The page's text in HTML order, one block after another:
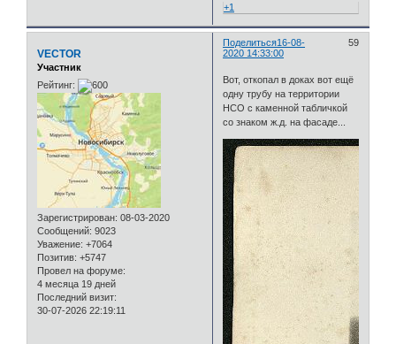
+1
Поделиться 59
16-08-
2020 14:33:00
VECTOR
Участник
Рейтинг:
Зарегистрирован: 08-03-2020
Сообщений: 9023
Уважение: +7064
Позитив: +5747
Провел на форуме:
4 месяца 19 дней
Последний визит:
30-07-2026 22:19:11
Вот, откопал в доках вот ещё
одну трубу на территории
НСО с каменной табличкой
со знаком ж.д. на фасаде...